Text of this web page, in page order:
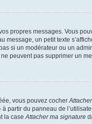
propres messages. Vous
un petit texte
si un modérateur ou un
peuvent pas supprimer un
vous pouvez cocher
partir du panneau de
la case Attacher ma signature